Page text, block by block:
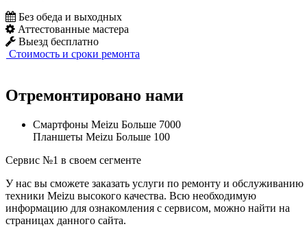
Без обеда и выходных
Аттестованные мастера
Выезд бесплатно
Стоимость и сроки ремонта
Отремонтировано нами
Смартфоны Meizu Больше 7000
Планшеты Meizu Больше 100
Сервис №1 в своем сегменте
У нас вы сможете заказать услуги по ремонту и обслуживанию
техники Meizu высокого качества. Всю необходимую
информацию для ознакомления с сервисом, можно найти на
страницах данного сайта.